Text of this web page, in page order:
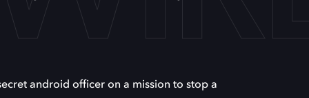
android officer on a mission to stop a